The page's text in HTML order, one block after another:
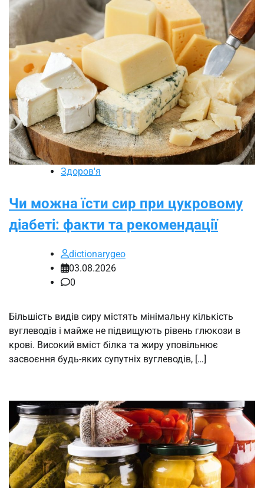
Здоров'я
Чи можна їсти сир при цукровому
діабеті: факти та рекомендації
dictionarygeo
03.08.2026
0
Більшість видів сиру містять мінімальну кількість
вуглеводів і майже не підвищують рівень глюкози в
крові. Високий вміст білка та жиру уповільнює
засвоєння будь-яких супутніх вуглеводів, […]